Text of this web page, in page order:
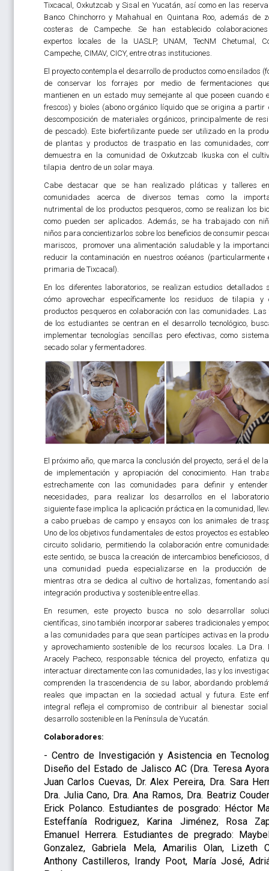
Tixcacal, Oxkutzcab y Sisal en Yucatán, así como en las
Banco Chinchorro y Mahahual en Quintana Roo, además de
costeras de Campeche. Se han establecido
expertos locales de la UASLP, UNAM, TecNM Chetumal,
Campeche, CIMAV, CICY, entre otras instituciones.
El proyecto contempla el desarrollo de productos como ensilados
de conservar los forrajes por medio de fermentaciones
mantienen en un estado muy semejante al que poseen cuando
frescos) y bioles (abono orgánico líquido que se origina a partir
descomposición de materiales orgánicos, principalmente de
de pescado). Este biofertilizante puede ser utilizado en la
de plantas y productos de traspatio en las comunidades,
demuestra en la comunidad de Oxkutzcab Ikuska con el
tilapia dentro de un solar maya.
Cabe destacar que se han realizado pláticas y talleres
comunidades acerca de diversos temas como la
nutrimental de los productos pesqueros, como se realizan los
como pueden ser aplicados. Además, se ha trabajado con
niños para concientizarlos sobre los beneficios de consumir
mariscos, promover una alimentación saludable y la
reducir la contaminación en nuestros océanos (particularmente
primaria de Tixcacal).
En los diferentes laboratorios, se realizan estudios detallados
cómo aprovechar específicamente los residuos de tilapia y
productos pesqueros en colaboración con las comunidades. Las
de los estudiantes se centran en el desarrollo tecnológico,
implementar tecnologías sencillas pero efectivas, como
secado solar y fermentadores.
El próximo año, que marca la conclusión del proyecto, será el de
de implementación y apropiación del conocimiento. Han
estrechamente con las comunidades para definir y
necesidades, para realizar los desarrollos en el
siguiente fase implica la aplicación práctica en la comunidad,
a cabo pruebas de campo y ensayos con los animales de
Uno de los objetivos fundamentales de estos proyectos es
circuito solidario, permitiendo la colaboración entre
este sentido, se busca la creación de intercambios beneficiosos,
una comunidad pueda especializarse en la producción de
mientras otra se dedica al cultivo de hortalizas, fomentando
integración productiva y sostenible entre ellas.
En resumen, este proyecto busca no solo desarrollar
científicas, sino también incorporar saberes tradicionales y
a las comunidades para que sean partícipes activas en la
y aprovechamiento sostenible de los recursos locales. La Dra.
Aracely Pacheco, responsable técnica del proyecto, enfatiza
interactuar directamente con las comunidades, las y los
comprenden la trascendencia de su labor, abordando
reales que impactan en la sociedad actual y futura. Este
integral refleja el compromiso de contribuir al bienestar
desarrollo sostenible en la Península de Yucatán.
Colaboradores:
- Centro de Investigación y Asistencia en
Diseño del Estado de Jalisco AC (Dra. Teresa
Juan Carlos Cuevas, Dr. Alex Pereira, Dra. Sara
Dra. Julia Cano, Dra. Ana Ramos, Dra. Beatriz
Erick Polanco. Estudiantes de posgrado: Héctor
Esteffanía Rodriguez, Karina Jiménez, Rosa
Emanuel Herrera. Estudiantes de pregrado:
Gonzalez, Gabriela Mela, Amarilis Olan, Lizeth
Anthony Castilleros, Irandy Poot, María José,